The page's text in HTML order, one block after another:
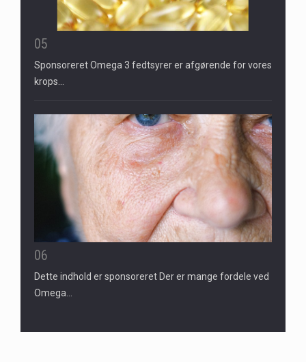
05
Sponsoreret Omega 3 fedtsyrer er afgørende for vores
krops…
06
Dette indhold er sponsoreret Der er mange fordele ved
Omega…